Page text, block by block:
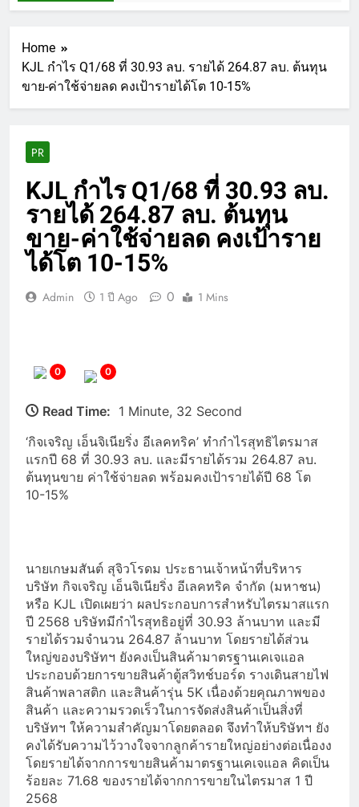
Home
KJL กำไร Q1/68 ที่ 30.93 ลบ. รายได้ 264.87 ลบ. ต้นทุน
ขาย-ค่าใช้จ่ายลด คงเป้ารายได้โต 10-15%
PR
KJL กำไร Q1/68 ที่ 30.93 ลบ.
รายได้ 264.87 ลบ. ต้นทุน
ขาย-ค่าใช้จ่ายลด คงเป้าราย
ได้โต 10-15%
Admin 1 ปี Ago 0 1 Mins
0 0
Read Time: 1 Minute, 32 Second
‘กิจเจริญ เอ็นจิเนียริ่ง อีเลคทริค’ ทำกำไรสุทธิไตรมาส
แรกปี 68 ที่ 30.93 ลบ. และมีรายได้รวม 264.87 ลบ.
ต้นทุนขาย ค่าใช้จ่ายลด พร้อมคงเป้ารายได้ปี 68 โต
10-15%
นายเกษมสันต์ สุจิวโรดม ประธานเจ้าหน้าที่บริหาร
บริษัท กิจเจริญ เอ็นจิเนียริ่ง อีเลคทริค จำกัด (มหาชน)
หรือ KJL เปิดเผยว่า ผลประกอบการสำหรับไตรมาสแรก
ปี 2568 บริษัทมีกำไรสุทธิอยู่ที่ 30.93 ล้านบาท และมี
รายได้รวมจำนวน 264.87 ล้านบาท โดยรายได้ส่วน
ใหญ่ของบริษัทฯ ยังคงเป็นสินค้ามาตรฐานเคเจแอล
ประกอบด้วยการขายสินค้าตู้สวิทช์บอร์ด รางเดินสายไฟ
สินค้าพลาสติก และสินค้ารุ่น 5K เนื่องด้วยคุณภาพของ
สินค้า และความรวดเร็วในการจัดส่งสินค้าเป็นสิ่งที่
บริษัทฯ ให้ความสำคัญมาโดยตลอด จึงทำให้บริษัทฯ ยัง
คงได้รับความไว้วางใจจากลูกค้ารายใหญ่อย่างต่อเนื่องง
โดยรายได้จากการขายสินค้ามาตรฐานเคเจแอล คิดเป็น
ร้อยละ 71.68 ของรายได้จากการขายในไตรมาส 1 ปี
2568